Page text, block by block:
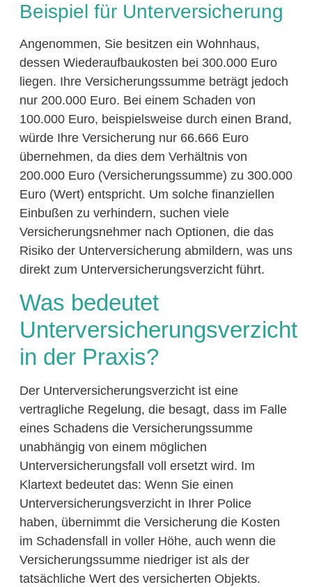
Beispiel für Unterversicherung
Angenommen, Sie besitzen ein Wohnhaus,
dessen Wiederaufbaukosten bei 300.000 Euro
liegen. Ihre Versicherungssumme beträgt jedoch
nur 200.000 Euro. Bei einem Schaden von
100.000 Euro, beispielsweise durch einen Brand,
würde Ihre Versicherung nur 66.666 Euro
übernehmen, da dies dem Verhältnis von
200.000 Euro (Versicherungssumme) zu 300.000
Euro (Wert) entspricht. Um solche finanziellen
Einbußen zu verhindern, suchen viele
Versicherungsnehmer nach Optionen, die das
Risiko der Unterversicherung abmildern, was uns
direkt zum Unterversicherungsverzicht führt.
Was bedeutet
Unterversicherungsverzicht
in der Praxis?
Der Unterversicherungsverzicht ist eine
vertragliche Regelung, die besagt, dass im Falle
eines Schadens die Versicherungssumme
unabhängig von einem möglichen
Unterversicherungsfall voll ersetzt wird. Im
Klartext bedeutet das: Wenn Sie einen
Unterversicherungsverzicht in Ihrer Police
haben, übernimmt die Versicherung die Kosten
im Schadensfall in voller Höhe, auch wenn die
Versicherungssumme niedriger ist als der
tatsächliche Wert des versicherten Objekts.